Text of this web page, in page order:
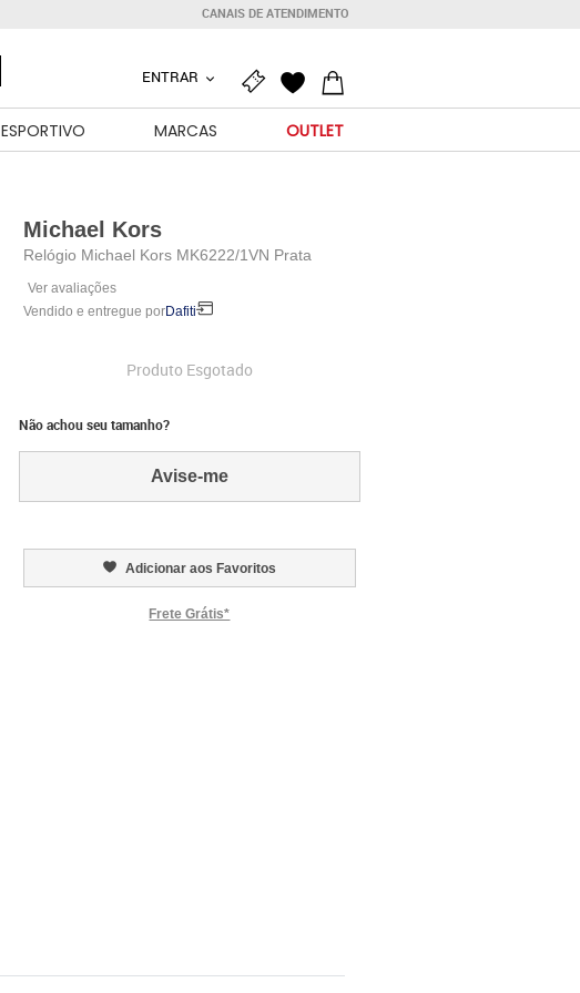
CANAIS DE ATENDIMENTO
ENTRAR
ESPORTIVO MARCAS OUTLET
Michael Kors
Relógio Michael Kors MK6222/1VN Prata
Ver avaliações
Vendido e entregue porDafiti
Produto Esgotado
Não achou seu tamanho?
Avise-me
Adicionar aos Favoritos
Frete Grátis*